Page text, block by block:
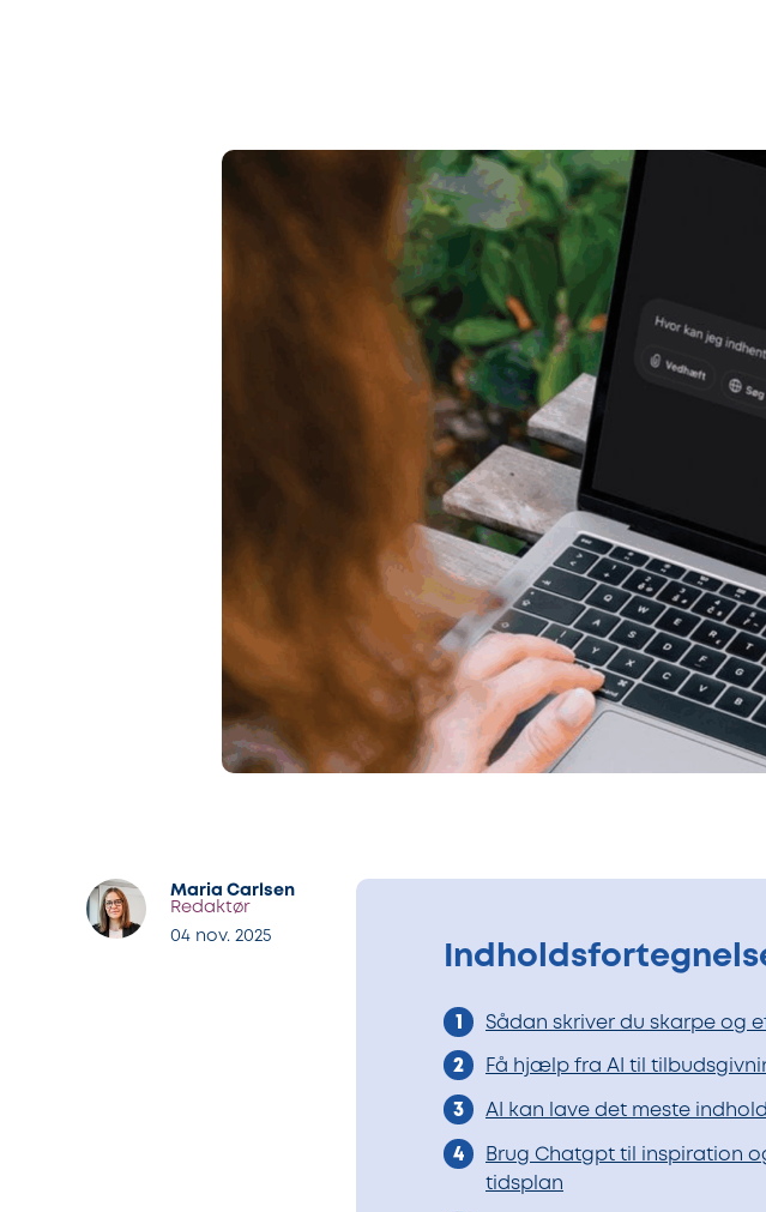
Maria Carlsen
Redaktør
04 nov. 2025
Sådan skriver du skarpe og
Få hjælp fra AI til
AI kan lave det meste
Brug Chatgpt til inspiration
tidsplan